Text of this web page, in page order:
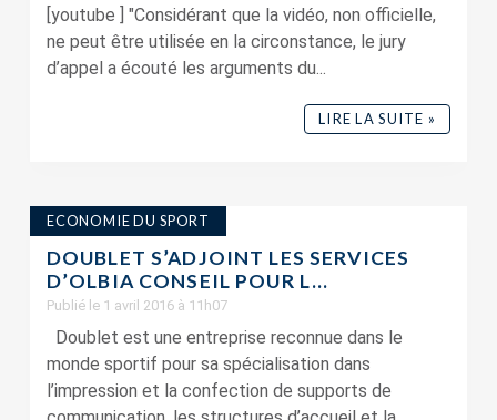
[youtube ] "Considérant que la vidéo, non officielle,
ne peut être utilisée en la circonstance, le jury
d’appel a écouté les arguments du...
LIRE LA SUITE »
ECONOMIE DU SPORT
DOUBLET S’ADJOINT LES SERVICES
D’OLBIA CONSEIL POUR L...
Publié le 1 avril 2016 à 11h07
Doublet est une entreprise reconnue dans le
monde sportif pour sa spécialisation dans
l’impression et la confection de supports de